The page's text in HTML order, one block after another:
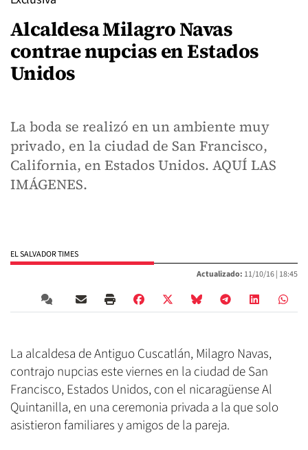
Alcaldesa Milagro Navas
contrae nupcias en Estados
Unidos
La boda se realizó en un ambiente muy
privado, en la ciudad de San Francisco,
California, en Estados Unidos. AQUÍ LAS
IMÁGENES.
EL SALVADOR TIMES
Actualizado: 11/10/16 | 18:45
La alcaldesa de Antiguo Cuscatlán, Milagro Navas,
contrajo nupcias este viernes en la ciudad de San
Francisco, Estados Unidos, con el nicaragüense Al
Quintanilla, en una ceremonia privada a la que solo
asistieron familiares y amigos de la pareja.